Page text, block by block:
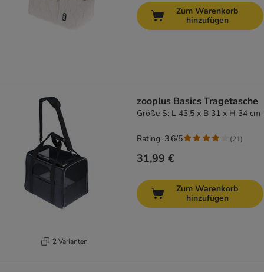
Zum Warenkorb
hinzufügen
2 Varianten
zooplus Basics Tragetasche
Größe S: L 43,5 x B 31 x H 34 cm
31,99 €
Rating: 3.6/5 (21)
Zum Warenkorb
hinzufügen